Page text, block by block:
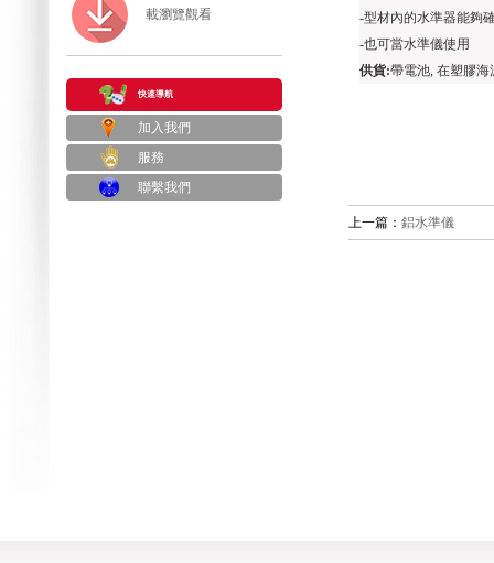
載瀏覽觀看
快速導航
加入我們
服務
聯繫我們
-型材內的水準器能夠
-也可當水準儀使用
供貨:帶電池, 在塑膠海
上一篇： 鋁水準儀